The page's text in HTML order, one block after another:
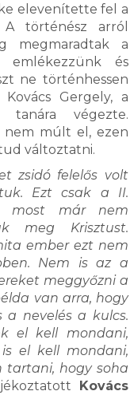
elevenítette fel a
történész arról
megmaradtak a
emlékezzünk és
ne történhessen
Gergely, a
tanára végezte.
nem múlt el, ezen
változtatni.
zsidó felelős volt
Ezt csak a II.
most már nem
meg Krisztust.
ember ezt nem
Nem is az a
meggyőzni a
van arra, hogy
nevelés a kulcs.
el kell mondani,
el kell mondani,
tartani, hogy soha
Kovács